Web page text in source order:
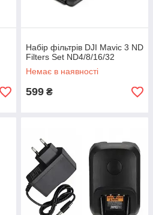
Набір фільтрів DJI Mavic 3 ND
Filters Set ND4/8/16/32
Немає в наявності
599 ₴